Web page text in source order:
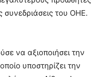
συνεδριάσεις του ΟΗΕ.
να αξιοποιήσει την
υποστηρίζει την